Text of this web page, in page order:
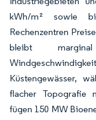
kWh/m² sowie
Rechenzentren
bleibt marginal
Küstengewässer,
flacher Topografie
fügen 150 MW